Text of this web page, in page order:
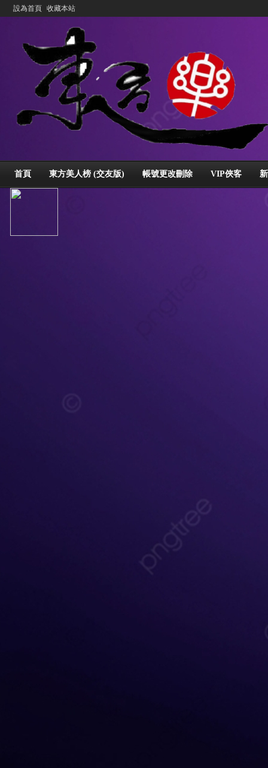
設為首頁 收藏本站
首頁 東方美人榜 (交友版) 帳號更改刪除 VIP俠客